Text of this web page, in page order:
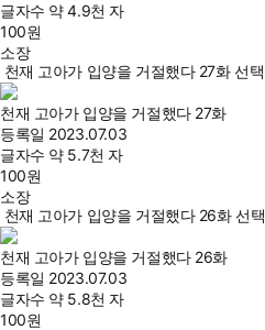
글자수 약 4.9천 자
100원
소장
천재 고아가 입양을 거절했다 27화 선택
천재 고아가 입양을 거절했다 27화
등록일 2023.07.03
글자수 약 5.7천 자
100원
소장
천재 고아가 입양을 거절했다 26화 선택
천재 고아가 입양을 거절했다 26화
등록일 2023.07.03
글자수 약 5.8천 자
100원